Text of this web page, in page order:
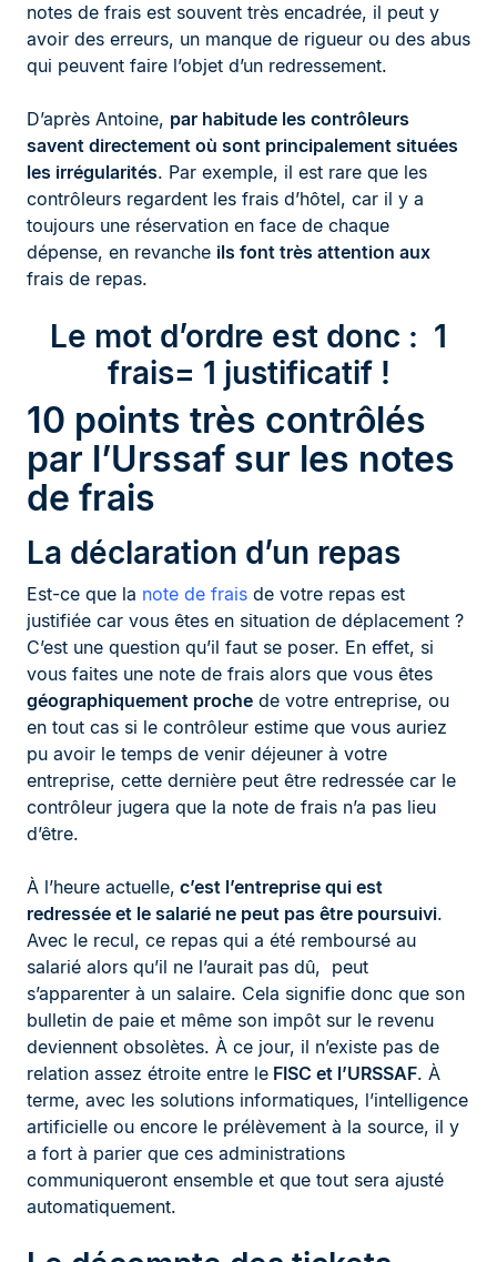
notes de frais est souvent très encadrée, il peut y
avoir des erreurs, un manque de rigueur ou des abus
qui peuvent faire l’objet d’un redressement.
D’après Antoine, par habitude les contrôleurs
savent directement où sont principalement situées
les irrégularités. Par exemple, il est rare que les
contrôleurs regardent les frais d’hôtel, car il y a
toujours une réservation en face de chaque
dépense, en revanche ils font très attention aux
frais de repas.
Le mot d’ordre est donc : 1
frais= 1 justificatif !
10 points très contrôlés
par l’Urssaf sur les notes
de frais
La déclaration d’un repas
Est-ce que la note de frais de votre repas est
justifiée car vous êtes en situation de déplacement ?
C’est une question qu’il faut se poser. En effet, si
vous faites une note de frais alors que vous êtes
géographiquement proche de votre entreprise, ou
en tout cas si le contrôleur estime que vous auriez
pu avoir le temps de venir déjeuner à votre
entreprise, cette dernière peut être redressée car le
contrôleur jugera que la note de frais n’a pas lieu
d’être.
À l’heure actuelle, c’est l’entreprise qui est
redressée et le salarié ne peut pas être poursuivi.
Avec le recul, ce repas qui a été remboursé au
salarié alors qu’il ne l’aurait pas dû, peut
s’apparenter à un salaire. Cela signifie donc que son
bulletin de paie et même son impôt sur le revenu
deviennent obsolètes. À ce jour, il n’existe pas de
relation assez étroite entre le FISC et l’URSSAF. À
terme, avec les solutions informatiques, l’intelligence
artificielle ou encore le prélèvement à la source, il y
a fort à parier que ces administrations
communiqueront ensemble et que tout sera ajusté
automatiquement.